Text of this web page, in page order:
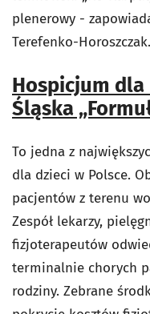
plenerowy -
Terefenko-Horoszczak.
Hospicjum dla
Śląska
To jedna z
dla dzieci w Polsce.
pacjentów z terenu
Zespół lekarzy,
fizjoterapeutów
terminalnie chorych
rodziny. Zebrane